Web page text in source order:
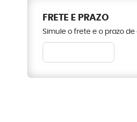
FRETE E PRAZO
Simule o frete e o prazo